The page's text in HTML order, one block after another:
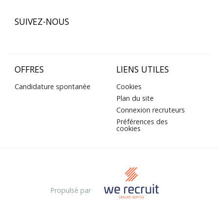
SUIVEZ-NOUS
OFFRES
Candidature spontanée
LIENS UTILES
Cookies
Plan du site
Connexion recruteurs
Préférences des
cookies
Propulsé par